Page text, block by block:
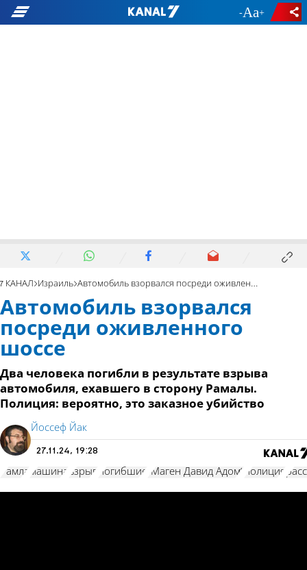
- +
7 КАНАЛ Израиль Автомобиль взорвался посреди оживленного шоссе
Автомобиль взорвался
посреди оживленного
шоссе
Два человека погибли в результате взрыва
автомобиля, ехавшего в сторону Рамалы.
Полиция: вероятно, это заказное убийство
Йоссеф Йак
27.11.24, 19:28
Рамла машина взрыв погибшие "Маген Давид Адом" полиция